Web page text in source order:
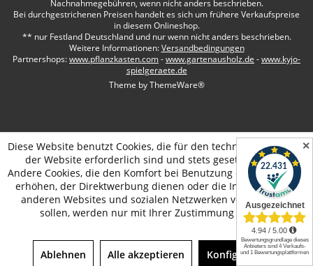
✕
Nachnahmegebühren, wenn nicht anders beschrieben.
Bei durchgestrichenen Preisen handelt es sich um frühere Verkaufspreise
in diesem Onlineshop.
** nur Festland Deutschland und nur wenn nicht anders beschrieben.
Weitere Informationen:Versandbedingungen
Partnershops:www.pflanzkasten.com-www.gartenausholz.de -www.kyjo-
spielgeraete.de
Theme byThemeWare®
Diese Website benutzt Cookies, die für den technischen Betrieb
der Website erforderlich sind und stets gesetzt werden.
Andere Cookies, die den Komfort bei Benutzung dieser Website
erhöhen, der Direktwerbung dienen oder die Interaktion mit
anderen Websites und sozialen Netzwerken vereinfachen
sollen, werden nur mit Ihrer Zustimmung gesetzt.
Ablehnen Alle akzeptieren Konfigurieren